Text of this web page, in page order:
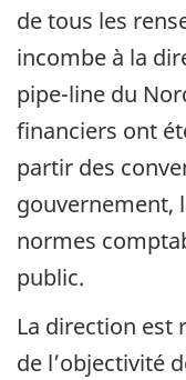
de tous les
incombe à la
pipe-line du
financiers ont
partir des
gouvernement,
normes
public.
La direction est
de l’objectivité